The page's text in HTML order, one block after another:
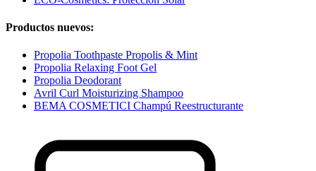
Productos nuevos:
Propolia Toothpaste Propolis & Mint
Propolia Relaxing Foot Gel
Propolia Deodorant
Avril Curl Moisturizing Shampoo
BEMA COSMETICI Champú Reestructurante